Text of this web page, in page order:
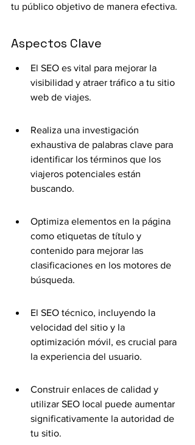
tu público objetivo de manera efectiva.
Aspectos Clave
El SEO es vital para mejorar la
visibilidad y atraer tráfico a tu sitio
web de viajes.
Realiza una investigación
exhaustiva de palabras clave para
identificar los términos que los
viajeros potenciales están
buscando.
Optimiza elementos en la página
como etiquetas de título y
contenido para mejorar las
clasificaciones en los motores de
búsqueda.
El SEO técnico, incluyendo la
velocidad del sitio y la
optimización móvil, es crucial para
la experiencia del usuario.
Construir enlaces de calidad y
utilizar SEO local puede aumentar
significativamente la autoridad de
tu sitio.